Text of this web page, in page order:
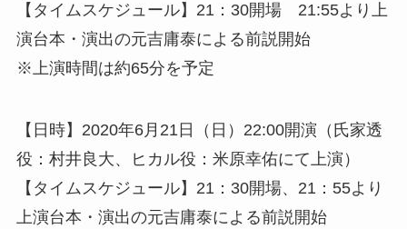
【タイムスケジュール】21：30開場 21:55より上
演台本・演出の元吉庸泰による前説開始
※上演時間は約65分を予定
【日時】2020年6月21日（日）22:00開演（氏家透
役：村井良大、ヒカル役：米原幸佑にて上演）
【タイムスケジュール】21：30開場、21：55より
上演台本・演出の元吉庸泰による前説開始